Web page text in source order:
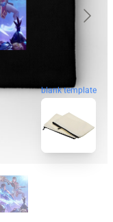
blank template